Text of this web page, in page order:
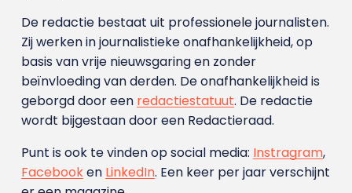
De redactie bestaat uit professionele journalisten.
Zij werken in journalistieke onafhankelijkheid, op
basis van vrije nieuwsgaring en zonder
beïnvloeding van derden. De onafhankelijkheid is
geborgd door een redactiestatuut. De redactie
wordt bijgestaan door een Redactieraad.
Punt is ook te vinden op social media: Instragram,
Facebooken LinkedIn. Een keer per jaar verschijnt